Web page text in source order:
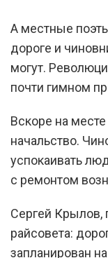
А местные
дороге и
могут.
почти гимном
Вскоре на
начальство.
успокаивать
с ремонтом
Сергей Крылов,
райсовета:
запланирован